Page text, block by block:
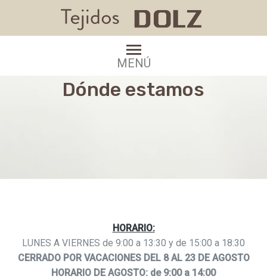
MENÚ
Dónde estamos
HORARIO:
LUNES A VIERNES de 9:00 a 13:30 y de 15:00 a 18:30
CERRADO POR VACACIONES DEL 8 AL 23 DE AGOSTO
HORARIO DE AGOSTO: de 9:00 a 14:00